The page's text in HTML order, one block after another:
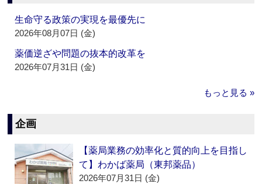
生命守る政策の実現を最優先に
2026年08月07日 (金)
薬価逆ざや問題の抜本的改革を
2026年07月31日 (金)
もっと見る »
企画
【薬局業務の効率化と質的向上を目指し
て】わかば薬局（東邦薬品）
2026年07月31日 (金)